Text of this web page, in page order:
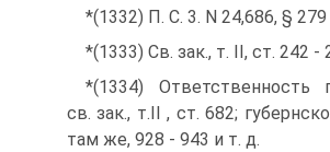
*(1332) П. С. 3. N 24,686, § 279
*(1333) Св. зак., т. II, ст. 242 -
*(1334) Ответственность
св. зак., т.II , ст. 682;
там же, 928 - 943 и т. д.